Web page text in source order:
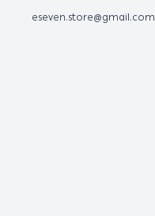
eseven.store@gmail.com